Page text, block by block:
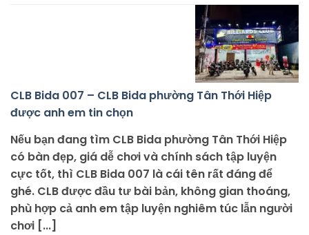
CLB Bida 007 – CLB Bida phường Tân Thới Hiệp
được anh em tin chọn
Nếu bạn đang tìm CLB Bida phường Tân Thới Hiệp
có bàn đẹp, giá dễ chơi và chính sách tập luyện
cực tốt, thì CLB Bida 007 là cái tên rất đáng để
ghé. CLB được đầu tư bài bản, không gian thoáng,
phù hợp cả anh em tập luyện nghiêm túc lẫn người
chơi [...]